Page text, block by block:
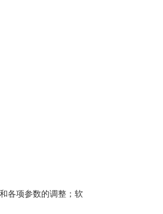
各项参数的调整；软